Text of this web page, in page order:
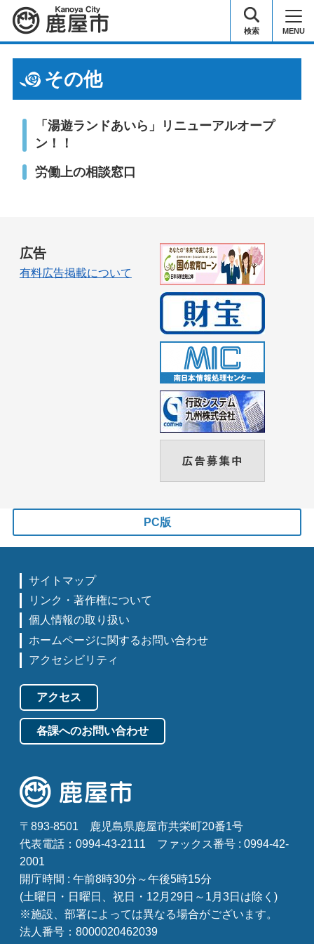
鹿屋市 検索 MENU
その他
「湯遊ランドあいら」リニューアルオープ
ン！！
労働上の相談窓口
広告
有料広告掲載について
PC版
サイトマップ
リンク・著作権について
個人情報の取り扱い
ホームページに関するお問い合わせ
アクセシビリティ
アクセス
各課へのお問い合わせ
〒893-8501
鹿児島県鹿屋市共栄町20番1号
代表電話：0994-43-2111
ファックス番号 : 0994-42-
2001
開庁時間 : 午前8時30分～午後5時15分
(土曜日・日曜日、祝日・12月29日～1月3日は除く)
※施設、部署によっては異なる場合がございます。
法人番号：8000020462039